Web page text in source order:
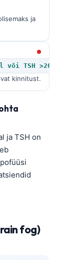
ja
või TSH >20
kinnitust.
ja TSH on
fog)